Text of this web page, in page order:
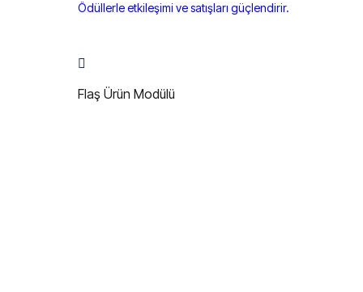
Ödüllerle etkileşimi ve satışları güçlendirir.
Flaş Ürün Modülü